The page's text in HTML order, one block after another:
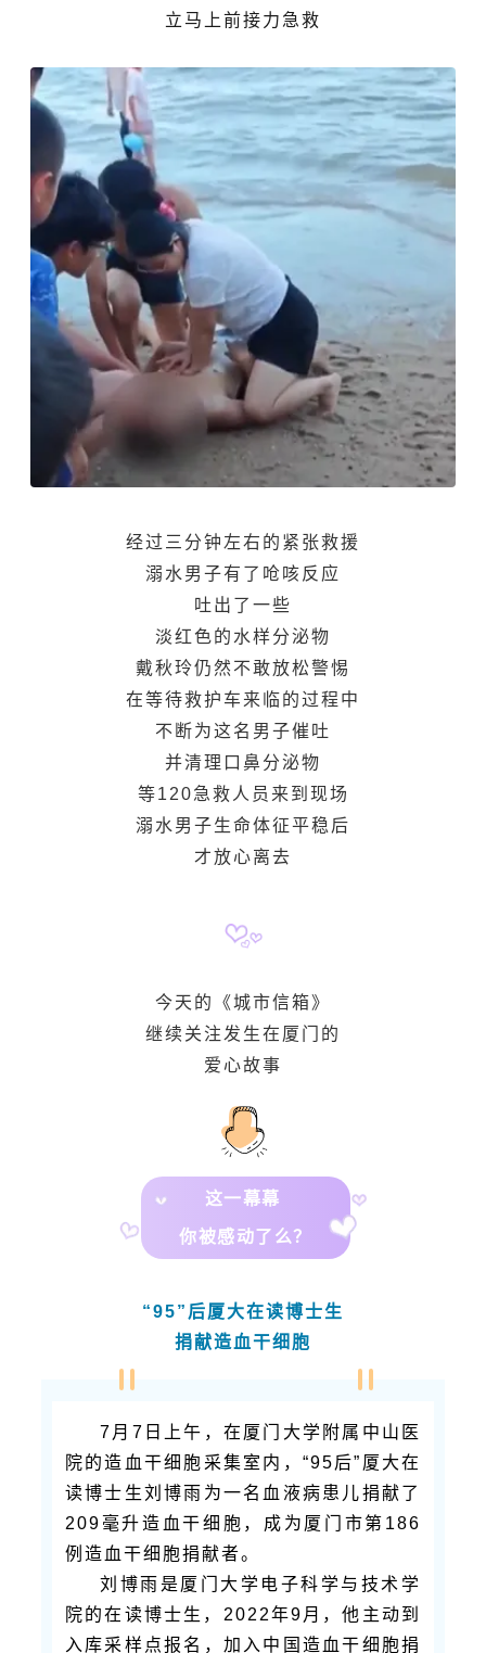
立马上前接力急救
经过三分钟左右的紧张救援
溺水男子有了呛咳反应
吐出了一些
淡红色的水样分泌物
戴秋玲仍然不敢放松警惕
在等待救护车来临的过程中
不断为这名男子催吐
并清理口鼻分泌物
等120急救人员来到现场
溺水男子生命体征平稳后
才放心离去
今天的《城市信箱》
继续关注发生在厦门的
爱心故事
这一幕幕
你被感动了么？
“95”后厦大在读博士生
捐献造血干细胞
7月7日上午，在厦门大学附属中山医
院的造血干细胞采集室内，“95后”厦大在
读博士生刘博雨为一名血液病患儿捐献了
209毫升造血干细胞，成为厦门市第186
例造血干细胞捐献者。
刘博雨是厦门大学电子科学与技术学
院的在读博士生，2022年9月，他主动到
入库采样点报名，加入中国 造血干细胞捐